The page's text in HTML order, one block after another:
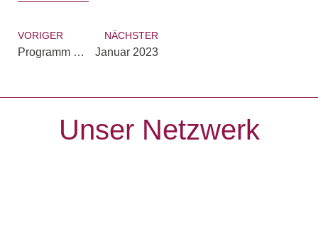
VORIGER
Programm 2. Halbjahr 2022
NÄCHSTER
Januar 2023
Unser Netzwerk